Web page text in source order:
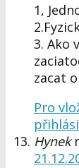
1,
3. Ako
zacat
Pro
Hynek